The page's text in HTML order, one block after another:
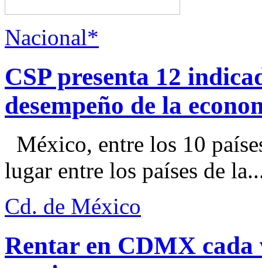
Nacional*
CSP presenta 12
desempeño de la
México, entre los 10
lugar entre los países de
Cd. de México
Rentar en CDMX cada